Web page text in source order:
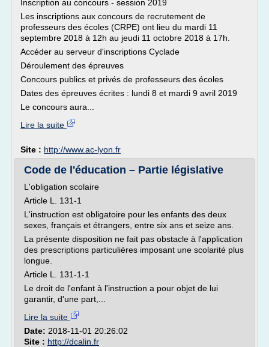
Inscription au concours - session 2019
Les inscriptions aux concours de recrutement de
professeurs des écoles (CRPE) ont lieu du mardi 11
septembre 2018 à 12h au jeudi 11 octobre 2018 à 17h.
Accéder au serveur d'inscriptions Cyclade
Déroulement des épreuves
Concours publics et privés de professeurs des écoles
Dates des épreuves écrites : lundi 8 et mardi 9 avril 2019
Le concours aura...
Lire la suite
Site : http://www.ac-lyon.fr
Code de l'éducation – Partie législative
L'obligation scolaire
Article L. 131-1
L'instruction est obligatoire pour les enfants des deux
sexes, français et étrangers, entre six ans et seize ans.
La présente disposition ne fait pas obstacle à l'application
des prescriptions particulières imposant une scolarité plus
longue.
Article L. 131-1-1
Le droit de l'enfant à l'instruction a pour objet de lui
garantir, d'une part,...
Lire la suite
Date: 2018-11-01 20:26:02
Site : http://dcalin.fr